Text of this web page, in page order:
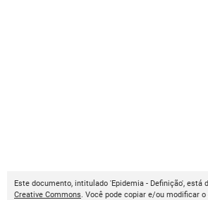
Este documento, intitulado 'Epidemia - Definição', está
Creative Commons. Você pode copiar e/ou modificar